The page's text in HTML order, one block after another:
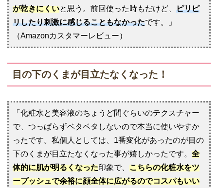
が乾きにくいと思う。前回使った時もだけど、 ピリピ
リしたり刺激に感じることもなかったです。」
（Amazonカスタマーレビュー）
目の下のくまが目立たなくなった！
「化粧水と美容液のちょうど間ぐらいのテクスチャー
で、つっぱらずベタベタしないので本当に使いやすか
ったです。私個人としては、1番変化があったのが目の
下のくまが目立たなくなった事が嬉しかったです。 全
体的に肌が明るくなった印象で、 こちらの化粧水をツ
ープッシュで余裕に顔全体に広がるのでコスパもいい